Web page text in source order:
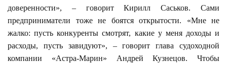
доверенности», – говорит Кирилл Саськов. Сами
предприниматели тоже не боятся открытости. «Мне не
жалко: пусть конкуренты смотрят, какие у меня доходы и
расходы, пусть завидуют», – говорит глава судоходной
компании «Астра-Марин» Андрей Кузнецов. Чтобы